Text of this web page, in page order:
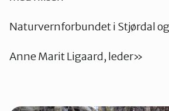
Naturvernforbundet i Stjørdal
Anne Marit Ligaard, leder»